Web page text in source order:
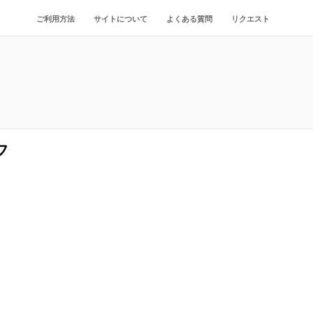
ご利用方法 サイトについて よくある質問 リクエスト